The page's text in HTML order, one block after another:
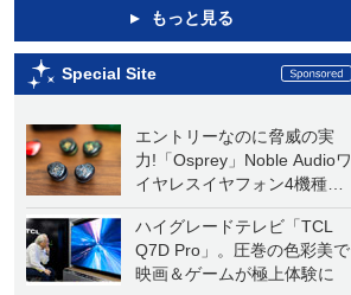
もっと見る
Special Site
エントリーなのに脅威の実
力!「Osprey」Noble Audioワ
イヤレスイヤフォン4機種を
一気に聴く
ハイグレードテレビ「TCL
Q7D Pro」。圧巻の色彩美で
映画＆ゲームが極上体験に